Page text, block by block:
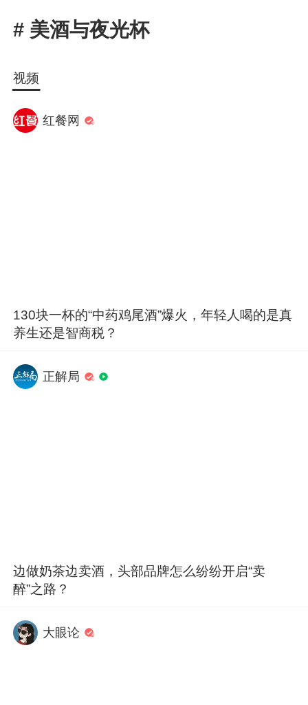
# 美酒与夜光杯
视频
红餐网
130块一杯的“中药鸡尾酒”爆火，年轻人喝的是真
养生还是智商税？
正解局
边做奶茶边卖酒，头部品牌怎么纷纷开启“卖
醉”之路？
大眼论